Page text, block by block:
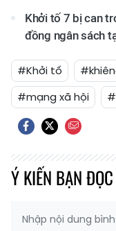
Khởi tố 7 bị can
đồng ngân sách
#Khởi tố
#mạng xã hội
Ý KIẾN BẠN ĐỌC